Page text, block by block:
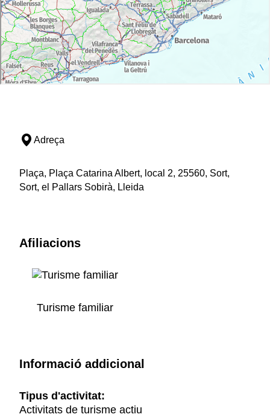
Adreça
Plaça, Plaça Catarina Albert, local 2, 25560, Sort,
Sort, el Pallars Sobirà, Lleida
Afiliacions
Turisme familiar
Informació addicional
Tipus d'activitat:
Activitats de turisme actiu